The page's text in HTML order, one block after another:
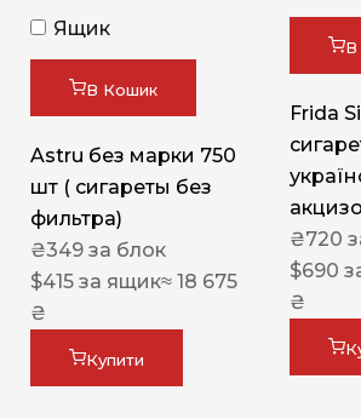
Ящик
В Кошик
Astru без марки 750
шт ( сигареты без
фильтра)
₴349 за блок
$415 за ящик≈ 18 675
₴
Купити
В
Frida
₴720
$690
₴